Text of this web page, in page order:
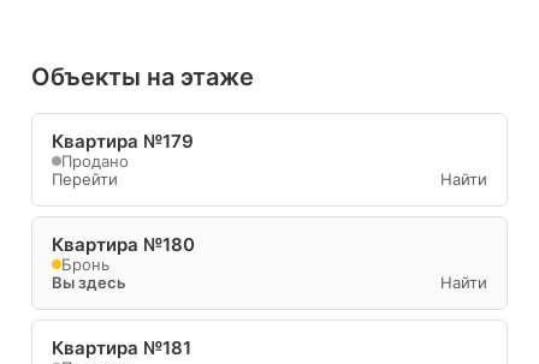
Объекты на этаже
Квартира №179
Продано
Перейти
Найти
Квартира №180
Бронь
Вы здесь
Найти
Квартира №181